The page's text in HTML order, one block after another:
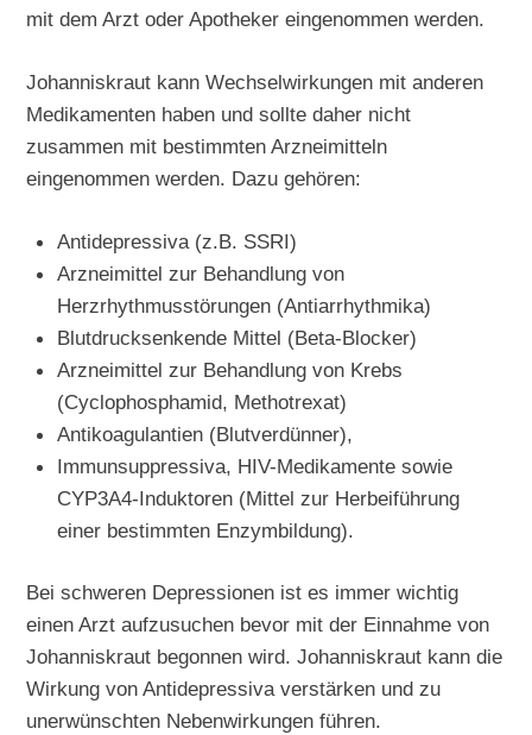
mit dem Arzt oder Apotheker eingenommen werden.
Johanniskraut kann Wechselwirkungen mit anderen
Medikamenten haben und sollte daher nicht
zusammen mit bestimmten Arzneimitteln
eingenommen werden. Dazu gehören:
Antidepressiva (z.B. SSRI)
Arzneimittel zur Behandlung von
Herzrhythmusstörungen (Antiarrhythmika)
Blutdrucksenkende Mittel (Beta-Blocker)
Arzneimittel zur Behandlung von Krebs
(Cyclophosphamid, Methotrexat)
Antikoagulantien (Blutverdünner),
Immunsuppressiva, HIV-Medikamente sowie
CYP3A4-Induktoren (Mittel zur Herbeiführung
einer bestimmten Enzymbildung).
Bei schweren Depressionen ist es immer wichtig
einen Arzt aufzusuchen bevor mit der Einnahme von
Johanniskraut begonnen wird. Johanniskraut kann die
Wirkung von Antidepressiva verstärken und zu
unerwünschten Nebenwirkungen führen.